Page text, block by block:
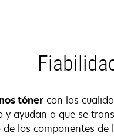
tóner con las
y ayudan a que se
los componentes